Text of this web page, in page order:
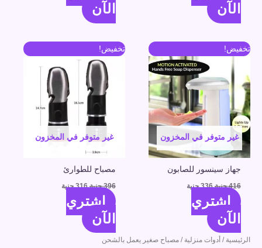
الآن
الآن
تخفيض!
غير متوفر في المخزون
جهاز سينسور للصابون
416 جنية
الأصلي
هو:
416 جنية.
336 جنية
الحالي
هو:
336 جنية.
اشتري
الآن
تخفيض!
غير متوفر في المخزون
مصباح للطوارئ
396 جنية
الأصلي
هو:
396 جنية.
316 جنية
الحالي
316 جنية.
اشتري
الآن
الرئيسية / أدوات منزلية / مصباح صغير يعمل بالشحن